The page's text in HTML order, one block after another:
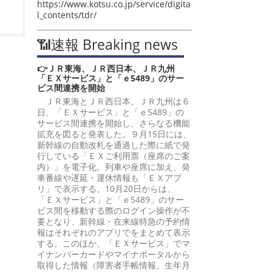
https://www.kotsu.co.jp/service/digita
l_contents/tdr/
📶速報 Breaking news
👉ＪＲ東海、ＪＲ西日本、ＪＲ九州
「ＥＸサービス」と「ｅ5489」のサー
ビス間連携を開始
ＪＲ東海とＪＲ西日本、ＪＲ九州は６
日、「ＥＸサービス」と「ｅ5489」の
サービス間連携を開始し、さらなる機能
拡充を図ると発表した。９月15日には、
新幹線の自動改札を通過した際に紙で発
行している「ＥＸご利用票（座席のご案
内）」を電子化。列車や座席に加え、発
車番線や遅延・運休情報も「ＥＸアプ
リ」で表示する。10月20日からは、
「ＥＸサービス」と「ｅ5489」のサー
ビス間を移動する際のログイン操作が不
要となり、新幹線・在来線特急の予約情
報はそれぞれのアプリでをまとめて表示
する。このほか、「ＥＸサービス」でマ
イナンバーカードやマイナポータルから
取得した情報（障害者手帳情報、生年月